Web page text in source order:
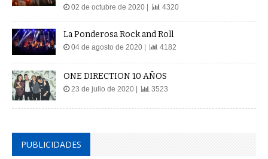
02 de octubre de 2020 | 4320
La Ponderosa Rock and Roll
04 de agosto de 2020 | 4182
ONE DIRECTION 10 AÑOS
23 de julio de 2020 | 3523
PUBLICIDADES